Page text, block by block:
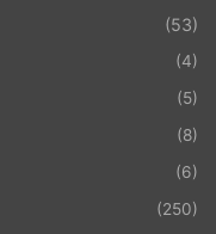
(53)
(4)
(5)
(8)
(6)
(250)